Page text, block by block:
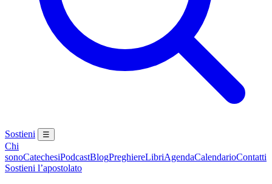
Sostieni ☰
Chi
sonoCatechesiPodcastBlogPreghiereLibriAgendaCalendarioContatti
Sostieni l’apostolato